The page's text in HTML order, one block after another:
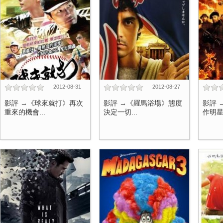
2012-08-31
影評 →《球來就打》再次
重來的機會...
2012-08-27
影評 →《羅馬浴場》態度
決定一切...
影評
作明